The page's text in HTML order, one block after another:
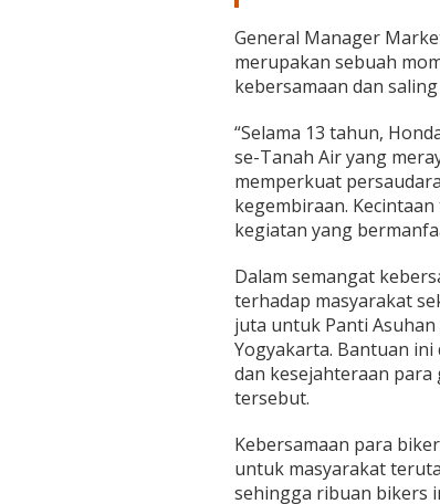
General Manager
merupakan sebuah
kebersamaan dan
“Selama 13 tahun,
se-Tanah Air yang
memperkuat
kegembiraan.
kegiatan yang
Dalam semangat
terhadap masyarakat
juta untuk Panti Asuhan
Yogyakarta. Bantuan
dan kesejahteraan
tersebut.
Kebersamaan para
untuk masyarakat
sehingga ribuan bikers